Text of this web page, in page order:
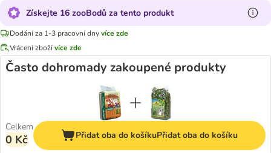
Získejte 16 zooBodů za tento produkt
Dodání za 1-3 pracovní dnyvíce zde
Vrácení zbožívíce zde
Často dohromady zakoupené produkty
Celkem
0 Kč Přidat oba do košíkuPřidat oba do košíku